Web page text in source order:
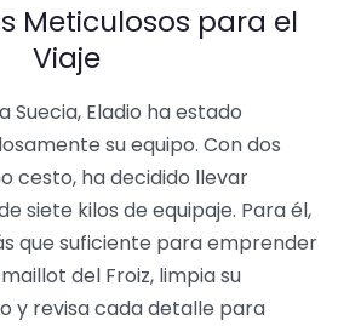
Meticulosos para el
Viaje
Eladio ha estado
su equipo. Con dos
cesto, ha decidido llevar
siete kilos de equipaje. Para él,
que suficiente para emprender
del Froiz, limpia su
y revisa cada detalle para